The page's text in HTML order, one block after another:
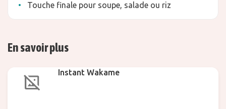
Touche finale pour soupe, salade ou riz
En savoir plus
Instant Wakame